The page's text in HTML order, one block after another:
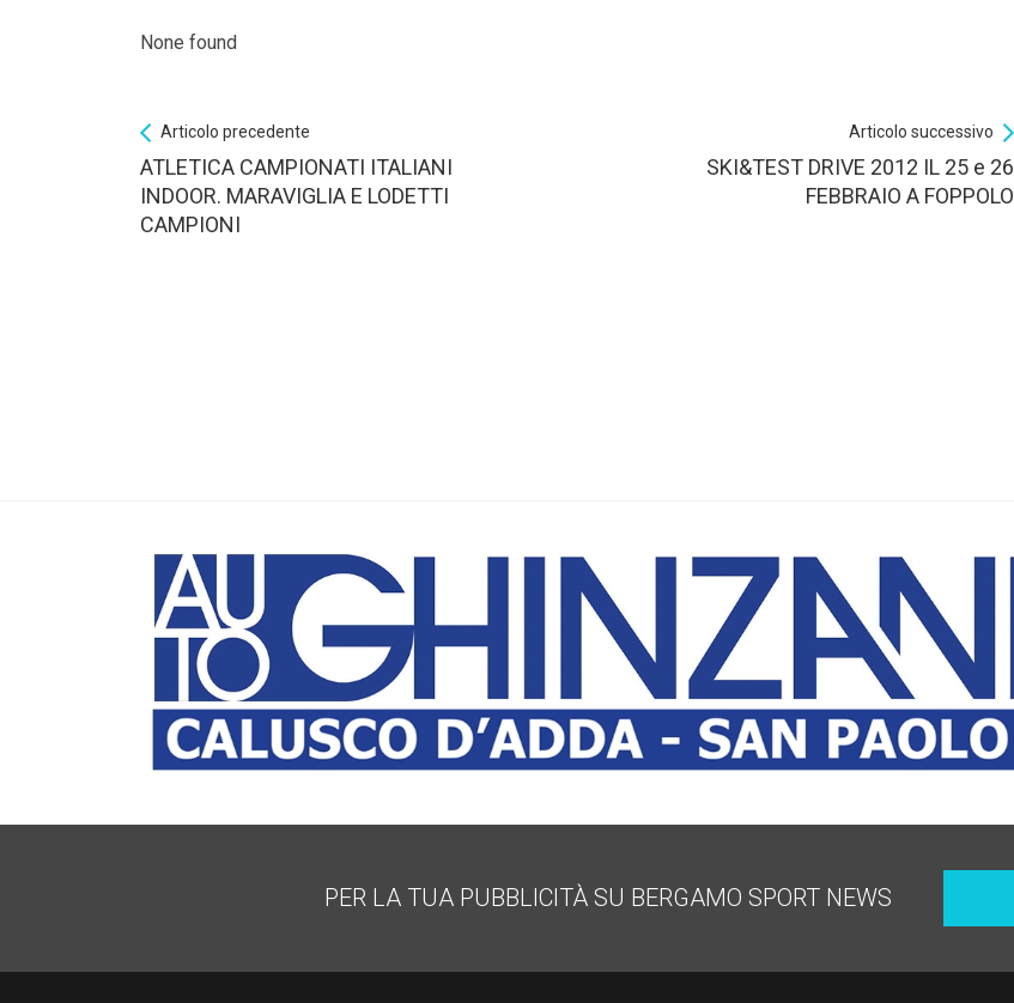
None found
Articolo precedente
ATLETICA CAMPIONATI ITALIANI
INDOOR. MARAVIGLIA E LODETTI
CAMPIONI
Articolo successivo
SKI&TEST DRIVE 2012 IL 25 e 26
FEBBRAIO A FOPPOLO
PER LA TUA PUBBLICITÀ SU BERGAMO SPORT NEWS